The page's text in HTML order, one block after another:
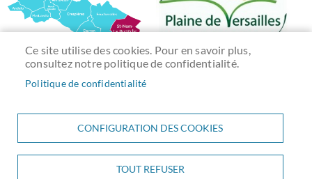
PLAN DU SITE CONTACT MENTIONS LÉGALES
Ce site utilise des cookies. Pour en savoir plus,
consultez notre politique de confidentialité.
Politique de confidentialité
CONFIGURATION DES COOKIES
TOUT REFUSER